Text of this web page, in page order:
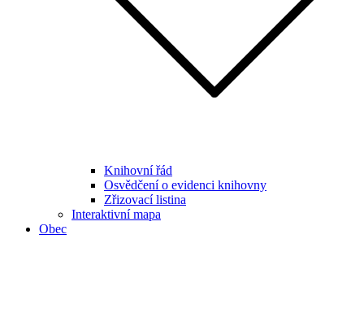
Knihovní řád
Osvědčení o evidenci knihovny
Zřizovací listina
Interaktivní mapa
Obec